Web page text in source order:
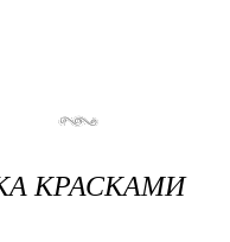
КРАСКАМИ